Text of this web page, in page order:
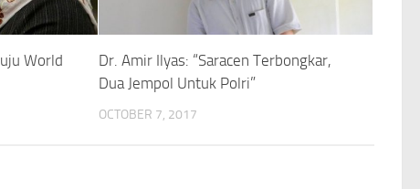
World
Dr. Amir Ilyas: “Saracen Terbongkar,
Dua Jempol Untuk Polri”
OCTOBER 7, 2017